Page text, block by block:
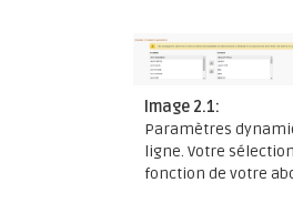
Image 2.1:
Paramètres
ligne. Votre
fonction de votre